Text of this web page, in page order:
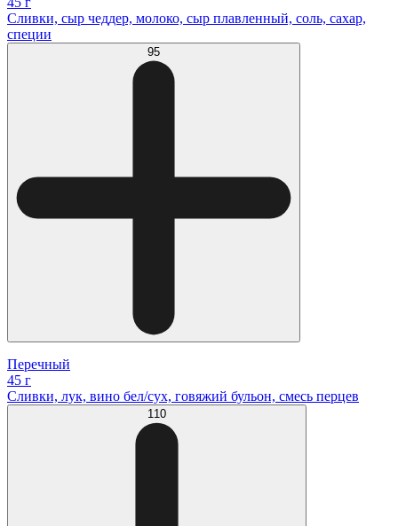
Сливки, сыр чеддер, молоко, сыр плавленный, соль, сахар,
специи
95
Перечный
45 г
Сливки, лук, вино бел/сух, говяжий бульон, смесь перцев
110